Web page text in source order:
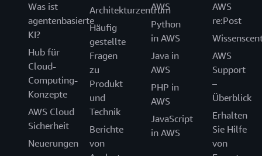
Was ist
agentenbasierte
KI?
Hub für
Cloud-
Computing-
Konzepte
AWS Cloud
Sicherheit
Neuerungen
Architekturzentrum
Häufig
gestellte
Fragen
zu
Produkt
und
Technik
Berichte
von
AWS
Python
in AWS
Java in
AWS
PHP in
AWS
JavaScript
in AWS
AWS
re:Post
AWS
Support
–
Überblick
Erhalten
Sie Hilfe
von